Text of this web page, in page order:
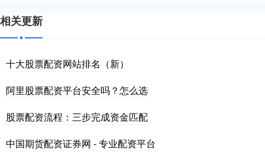
相关更新
十大股票配资网站排名（新）
阿里股票配资平台安全吗？怎么选
股票配资流程：三步完成资金匹配
中国期货配资证券网 - 专业配资平台